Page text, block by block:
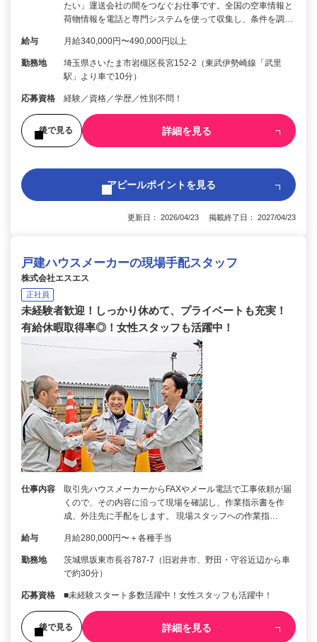
たい」運送会社の間をつなぐお仕事です。全国の空車情報と
荷物情報を電話と専門システムを使って収集し、条件を調…
給与 月給340,000円〜490,000円以上
勤務地
埼玉県さいたま市岩槻区長宮152-2（東武伊勢崎線「武里
駅」より車で10分）
応募資格 経験／資格／学歴／性別不問！
後で見る 詳細を見る
アピールポイントを見る
更新日： 2026/04/23 掲載終了日： 2027/04/23
戸建ハウスメーカーの現場手配スタッフ
株式会社エスエス
正社員
未経験者歓迎！しっかり休めて、プライベートも充実！
有給休暇取得率◎！女性スタッフも活躍中！
仕事内容
取引先ハウスメーカーからFAXやメール電話で工事依頼が届
くので、その内容に沿って現場を確認し、作業指示書を作
成、外注先に手配をします。 現場スタッフへの作業指…
給与 月給280,000円〜＋各種手当
勤務地
茨城県坂東市長谷787-7（旧岩井市、野田・守谷近辺から車
で約30分）
応募資格 ■未経験スタート多数活躍中！女性スタッフも活躍中！
後で見る 詳細を見る